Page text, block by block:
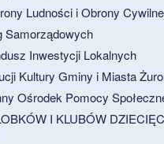
Ludności i Obrony
Samorządowych
Inwestycji Lokalnych
Kultury Gminy i Miasta
Ośrodek Pomocy
I KLUBÓW